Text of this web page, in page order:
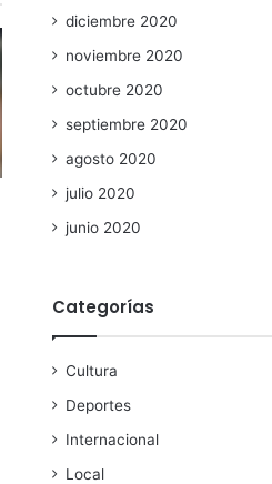
diciembre 2020
noviembre 2020
octubre 2020
septiembre 2020
agosto 2020
julio 2020
junio 2020
Categorías
Cultura
Deportes
Internacional
Local